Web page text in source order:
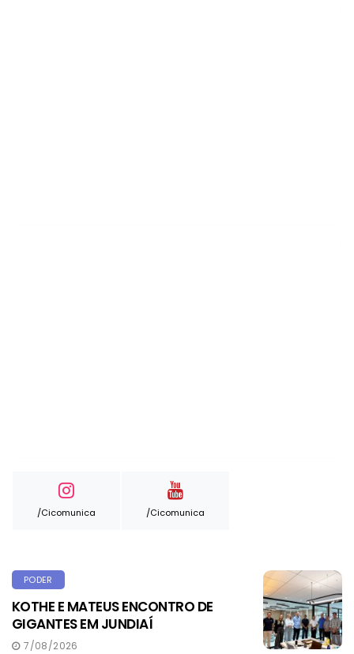
/cicomunica /cicomunica
PODER
KOTHE E MATEUS ENCONTRO DE
GIGANTES EM JUNDIAÍ
7/08/2026